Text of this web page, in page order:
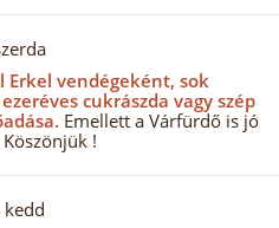
Erkel vendégeként, sok
cukrászda vagy szép
Emellett a Várfürdő is jó
!